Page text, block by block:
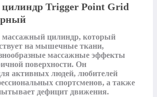
Trigger Point Grid
цилиндр, который
на мышечные ткани,
массажные эффекты
поверхности. Он
активных людей, любителей
спортсменов, а также
дефицит движения.